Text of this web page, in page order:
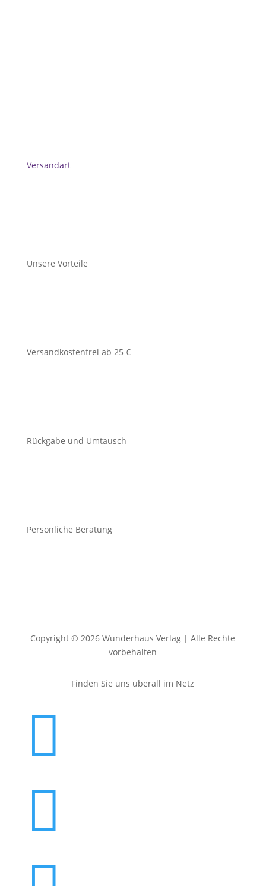
Versandart
Unsere Vorteile
Versandkostenfrei ab 25 €
Rückgabe und Umtausch
Persönliche Beratung
Copyright © 2026 Wunderhaus Verlag | Alle Rechte
vorbehalten
Finden Sie uns überall im Netz

